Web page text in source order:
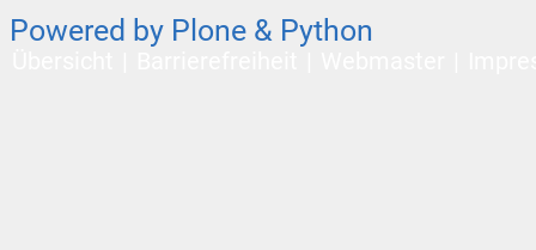
Powered by Plone & Python